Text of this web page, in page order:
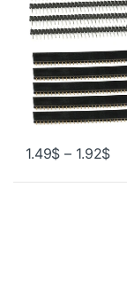
1.49$ – 1.92$